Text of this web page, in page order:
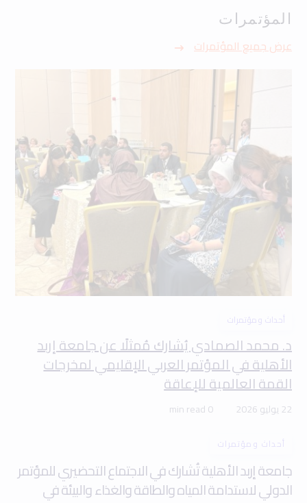
المؤتمرات
عرض جميع المؤتمرات
أحداث ومؤتمرات
د. محمد الصمادي يُشارك مُمثلًا عن جامعة إربد
الأهلية في المؤتمر العربي الإقليمي لمخرجات
القمة العالمية للإعاقة
22 يوليو 2026 0 min read
أحداث ومؤتمرات
جامعة إربد الأهلية تُشارك في الاجتماع التحضيري للمؤتمر
الدولي لاستدامة المياه والطاقة والغذاء والبيئة في